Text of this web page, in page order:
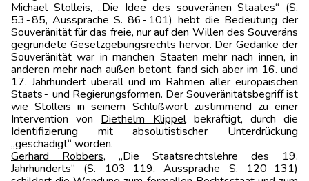
Michael Stolleis, „Die Idee des souveränen Staates“ (S.
53‑85, Aussprache S. 86‑101) hebt die Bedeutung der
Souveränität für das freie, nur auf den Willen des Souveräns
gegründete Gesetzgebungsrechts hervor. Der Gedanke der
Souveränität war in manchen Staaten mehr nach innen, in
anderen mehr nach außen betont, fand sich aber im 16. und
17. Jahrhundert überall und im Rahmen aller europäischen
Staats‑ und Regierungsformen. Der Souveränitätsbegriff ist
wieStolleis in seinem Schlußwort zustimmend zu einer
Intervention von Diethelm Klippelbekräftigt, durch die
Identifizierung mit absolutistischer Unterdrückung
„geschädigt“ worden.
Gerhard Robbers, „Die Staatsrechtslehre des 19.
Jahrhunderts“ (S. 103‑119, Aussprache S. 120‑131)